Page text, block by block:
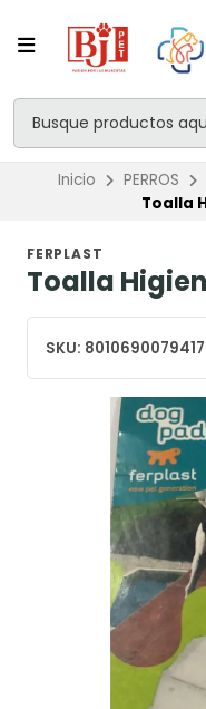
Inicio PERROS
Toalla
FERPLAST
Toalla
SKU: 8010690079417